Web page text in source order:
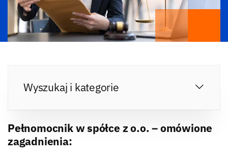
Wyszukaj i kategorie
Pełnomocnik w spółce z o.o. – omówione
zagadnienia: